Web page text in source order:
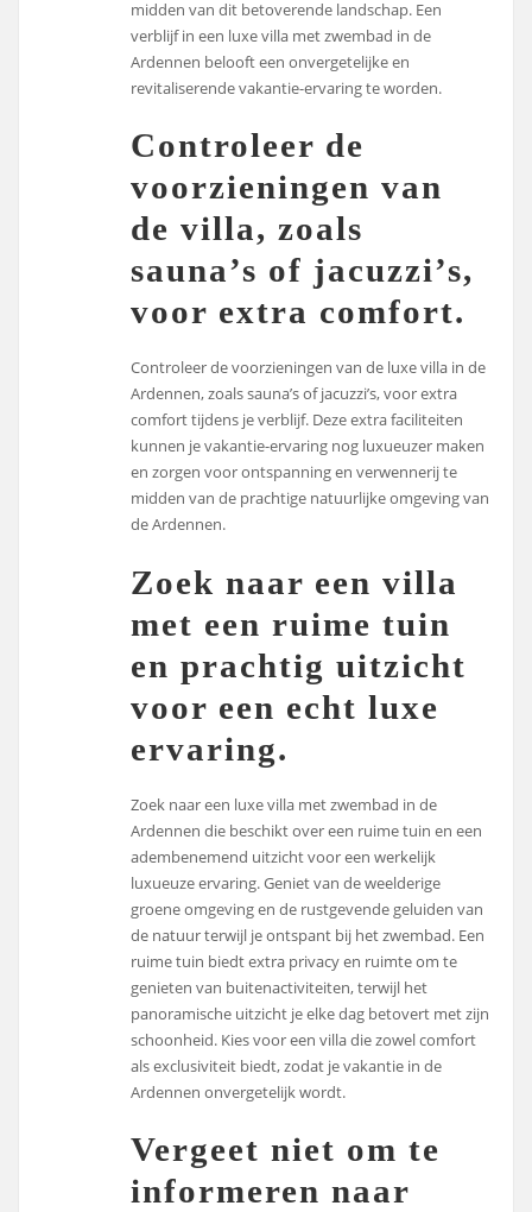
midden van dit betoverende landschap. Een
verblijf in een luxe villa met zwembad in de
Ardennen belooft een onvergetelijke en
revitaliserende vakantie-ervaring te worden.
Controleer de
voorzieningen van
de villa, zoals
sauna’s of jacuzzi’s,
voor extra comfort.
Controleer de voorzieningen van de luxe villa in de
Ardennen, zoals sauna’s of jacuzzi’s, voor extra
comfort tijdens je verblijf. Deze extra faciliteiten
kunnen je vakantie-ervaring nog luxueuzer maken
en zorgen voor ontspanning en verwennerij te
midden van de prachtige natuurlijke omgeving van
de Ardennen.
Zoek naar een villa
met een ruime tuin
en prachtig uitzicht
voor een echt luxe
ervaring.
Zoek naar een luxe villa met zwembad in de
Ardennen die beschikt over een ruime tuin en een
adembenemend uitzicht voor een werkelijk
luxueuze ervaring. Geniet van de weelderige
groene omgeving en de rustgevende geluiden van
de natuur terwijl je ontspant bij het zwembad. Een
ruime tuin biedt extra privacy en ruimte om te
genieten van buitenactiviteiten, terwijl het
panoramische uitzicht je elke dag betovert met zijn
schoonheid. Kies voor een villa die zowel comfort
als exclusiviteit biedt, zodat je vakantie in de
Ardennen onvergetelijk wordt.
Vergeet niet om te
informeren naar